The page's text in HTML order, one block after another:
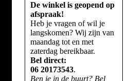
De winkel is geopend op
afspraak!
Heb je vragen of wil je
langskomen? Wij zijn van
maandag tot en met
zaterdag bereikbaar.
Bel direct:
06 20173543.
Ben je in de buurt? Bel